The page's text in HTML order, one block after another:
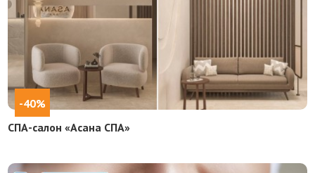
-40%
СПА-салон «Асана СПА»